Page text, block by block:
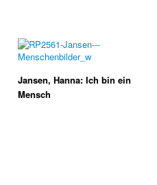
Jansen, Hanna: Ich bin ein
Mensch